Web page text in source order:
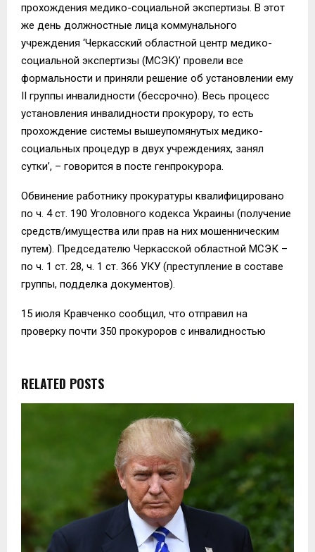
прохождения медико-социальной экспертизы. В этот
же день должностные лица коммунального
учреждения ‘Черкасский областной центр медико-
социальной экспертизы (МСЭК)’ провели все
формальности и приняли решение об установлении ему
II группы инвалидности (бессрочно). Весь процесс
установления инвалидности прокурору, то есть
прохождение системы вышеупомянутых медико-
социальных процедур в двух учреждениях, занял
сутки’, – говорится в посте генпрокурора.
Обвинение работнику прокуратуры квалифицировано
по ч. 4 ст. 190 Уголовного кодекса Украины (получение
средств/имущества или прав на них мошенническим
путем). Председателю Черкасской областной МСЭК –
по ч. 1 ст. 28, ч. 1 ст. 366 УКУ (преступление в составе
группы, подделка документов).
15 июля Кравченко сообщил, что отправил на
проверку почти 350 прокуроров с инвалидностью
RELATED POSTS